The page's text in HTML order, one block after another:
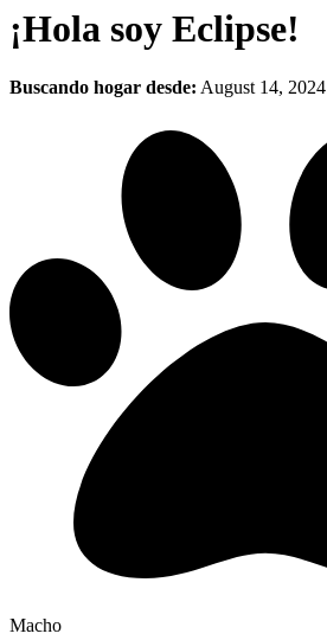
¡Hola soy Eclipse!
Buscando hogar desde: August 14, 2024
Macho